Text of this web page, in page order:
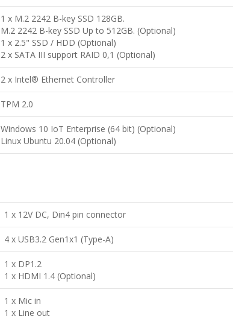
1 x M.2 2242 B-key SSD 128GB.
M.2 2242 B-key SSD Up to 512GB. (Optional)
1 x 2.5" SSD / HDD (Optional)
2 x SATA III support RAID 0,1 (Optional)
2 x Intel® Ethernet Controller
TPM 2.0
Windows 10 IoT Enterprise (64 bit) (Optional)
Linux Ubuntu 20.04 (Optional)
1 x 12V DC, Din4 pin connector
4 x USB3.2 Gen1x1 (Type-A)
1 x DP1.2
1 x HDMI 1.4 (Optional)
1 x Mic in
1 x Line out